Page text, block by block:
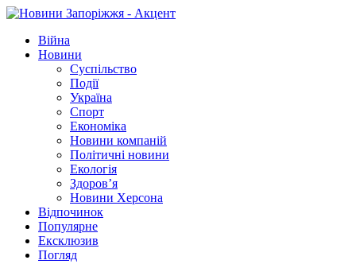
Війна
Новини
Суспільство
Події
Україна
Спорт
Економіка
Новини компаній
Політичні новини
Екологія
Здоров’я
Новини Херсона
Відпочинок
Популярне
Ексклюзив
Погляд